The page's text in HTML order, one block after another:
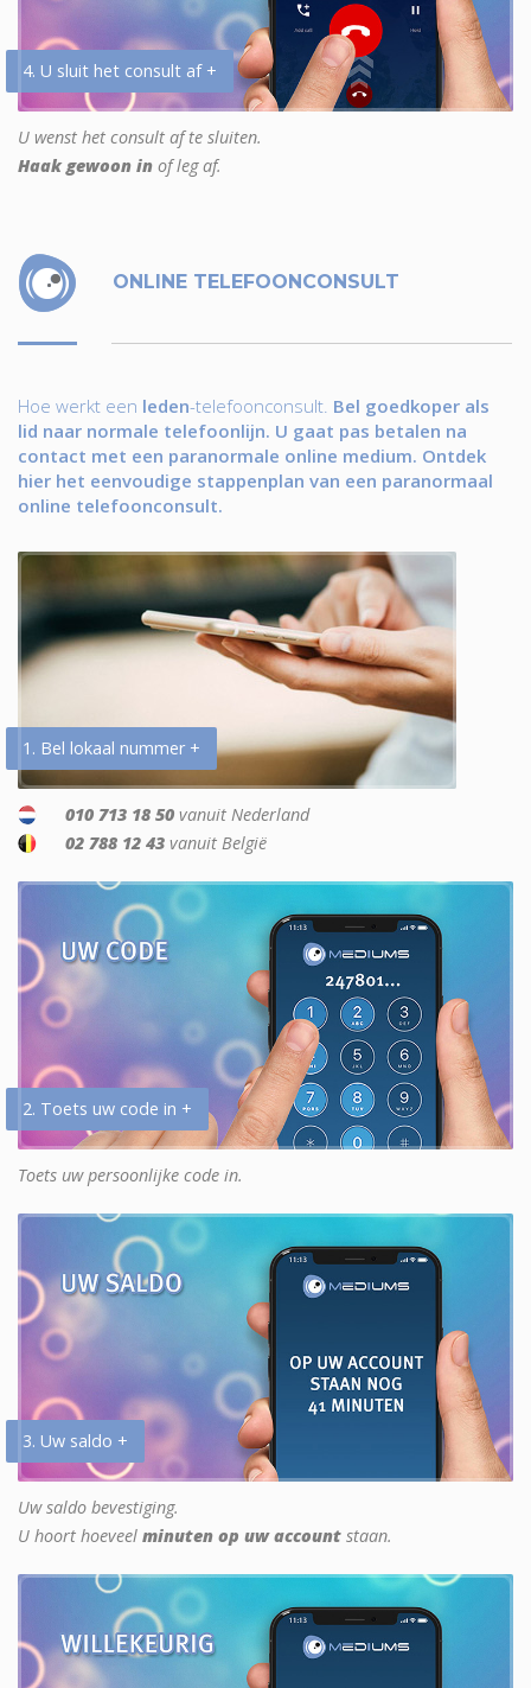
4. U sluit het consult af +
U wenst het consult af te sluiten.
Haak gewoon in of leg af.
ONLINE TELEFOONCONSULT
Hoe werkt een leden-telefoonconsult. Bel goedkoper als
lid naar normale telefoonlijn. U gaat pas betalen na
contact met een paranormale online medium. Ontdek
hier het eenvoudige stappenplan van een paranormaal
online telefoonconsult.
1. Bel lokaal nummer +
010 713 18 50 vanuit Nederland
02 788 12 43 vanuit België
2. Toets uw code in +
Toets uw persoonlijke code in.
3. Uw saldo +
Uw saldo bevestiging.
U hoort hoeveel minuten op uw account staan.